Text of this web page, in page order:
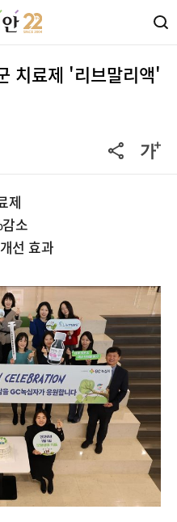
치료제 '리브말리액'
제
소
선 효과